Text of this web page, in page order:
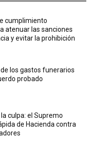
cumplimiento
atenuar las sanciones
y evitar la prohibición
los gastos funerarios
probado
culpa: el Supremo
de Hacienda contra